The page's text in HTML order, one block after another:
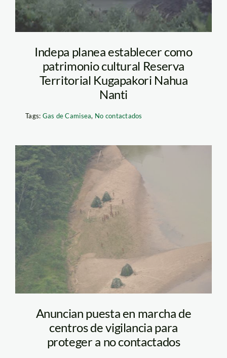
Indepa planea establecer como
patrimonio cultural Reserva
Territorial Kugapakori Nahua
Nanti
Tags: Gas de Camisea, No contactados
Anuncian puesta en marcha de
centros de vigilancia para
proteger a no contactados